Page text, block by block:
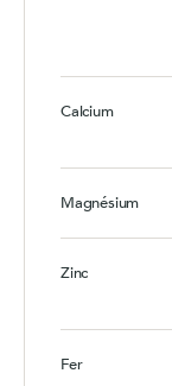
Calcium
Magnésium
Zinc
Fer